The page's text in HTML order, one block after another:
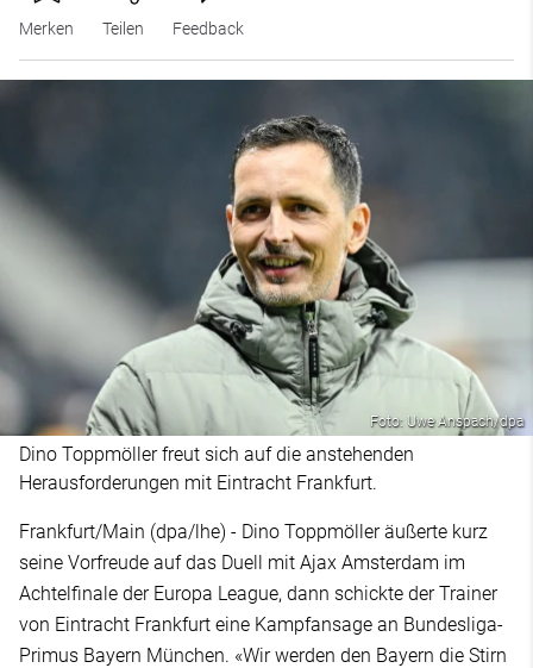
Merken Teilen Feedback
Foto: Uwe Anspach/dpa
Dino Toppmöller freut sich auf die anstehenden
Herausforderungen mit Eintracht Frankfurt.
Frankfurt/Main (dpa/lhe) - Dino Toppmöller äußerte kurz
seine Vorfreude auf das Duell mit Ajax Amsterdam im
Achtelfinale der Europa League, dann schickte der Trainer
von Eintracht Frankfurt eine Kampfansage an Bundesliga-
Primus Bayern München. «Wir werden den Bayern die Stirn